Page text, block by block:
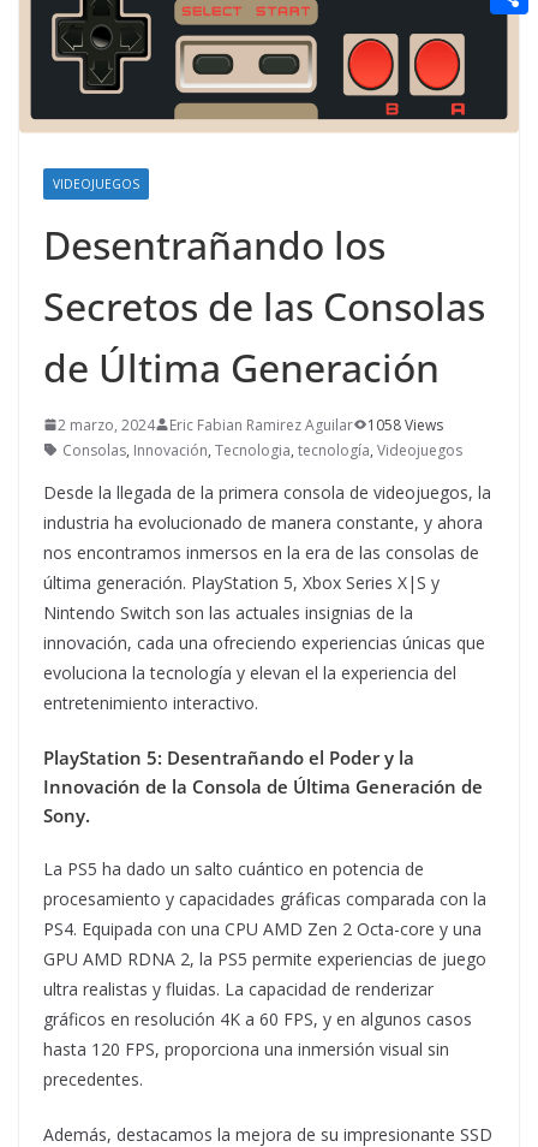
VIDEOJUEGOS
Desentrañando los
Secretos de las Consolas
de Última Generación
2 marzo, 2024 Eric Fabian Ramirez Aguilar
1058 Views
Consolas, Innovación, Tecnologia, tecnología, Videojuegos
Desde la llegada de la primera consola de videojuegos, la
industria ha evolucionado de manera constante, y ahora
nos encontramos inmersos en la era de las consolas de
última generación. PlayStation 5, Xbox Series X|S y
Nintendo Switch son las actuales insignias de la
innovación, cada una ofreciendo experiencias únicas que
evoluciona la tecnología y elevan el la experiencia del
entretenimiento interactivo.
PlayStation 5: Desentrañando el Poder y la
Innovación de la Consola de Última Generación de
Sony.
La PS5 ha dado un salto cuántico en potencia de
procesamiento y capacidades gráficas comparada con la
PS4. Equipada con una CPU AMD Zen 2 Octa-core y una
GPU AMD RDNA 2, la PS5 permite experiencias de juego
ultra realistas y fluidas. La capacidad de renderizar
gráficos en resolución 4K a 60 FPS, y en algunos casos
hasta 120 FPS, proporciona una inmersión visual sin
precedentes.
Además, destacamos la mejora de su impresionante SSD
n
e
a
i
m